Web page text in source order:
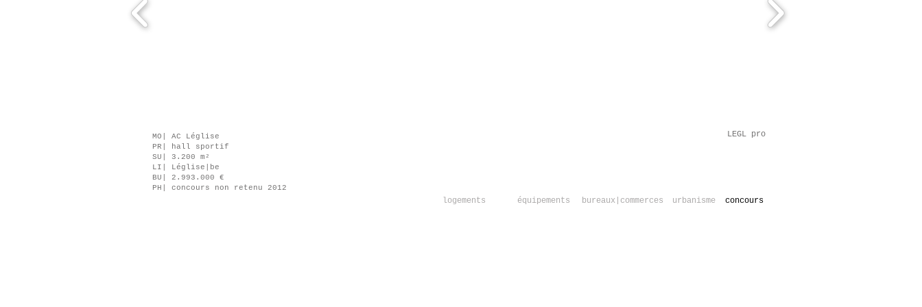
MO| AC Léglise
PR| hall sportif
SU| 3.200 m²
LI| Léglise|be
​BU| 2.993.000 €
PH| concours non retenu 2012
LEGL pro
logements équipements bureaux|commerces urbanisme concours